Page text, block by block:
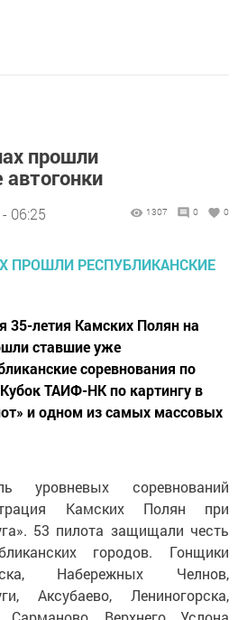
прошли
автогонки
06:25 1307 0 0
35-летия Камских Полян на
ставшие уже
соревнования по
ТАИФ-НК по картингу в
и одном из самых массовых
уровневых соревнований
Камских Полян при
53 пилота защищали честь
городов. Гонщики
Набережных Челнов,
Аксубаево, Лениногорска,